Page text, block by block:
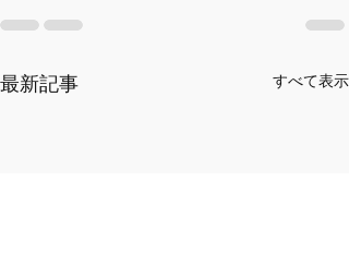
最新記事 すべて表示